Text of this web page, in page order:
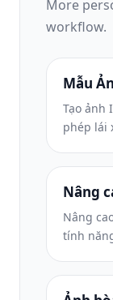
More
workflow.
Mẫu
Tạo ảnh
phép lái
phù hợp.
Nâng
Nâng
tính
làm sắc
sẵn.